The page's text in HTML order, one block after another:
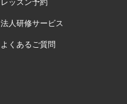
レッスン予約
法人研修サービス
よくあるご質問